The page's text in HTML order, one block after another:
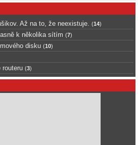
Až na to, že neexistuje. (14)
k několika sítím (7)
disku (10)
routeru (3)